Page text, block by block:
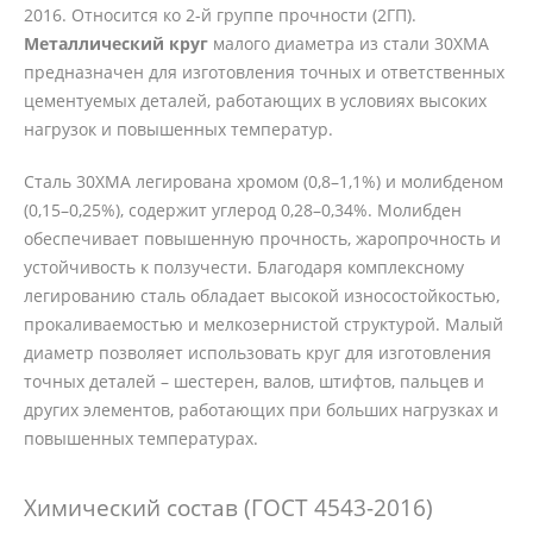
2016. Относится ко 2-й группе прочности (2ГП).
Металлический круг малого диаметра из стали 30ХМА
предназначен для изготовления точных и ответственных
цементуемых деталей, работающих в условиях высоких
нагрузок и повышенных температур.
Сталь 30ХМА легирована хромом (0,8–1,1%) и молибденом
(0,15–0,25%), содержит углерод 0,28–0,34%. Молибден
обеспечивает повышенную прочность, жаропрочность и
устойчивость к ползучести. Благодаря комплексному
легированию сталь обладает высокой износостойкостью,
прокаливаемостью и мелкозернистой структурой. Малый
диаметр позволяет использовать круг для изготовления
точных деталей – шестерен, валов, штифтов, пальцев и
других элементов, работающих при больших нагрузках и
повышенных температурах.
Химический состав (ГОСТ 4543-2016)